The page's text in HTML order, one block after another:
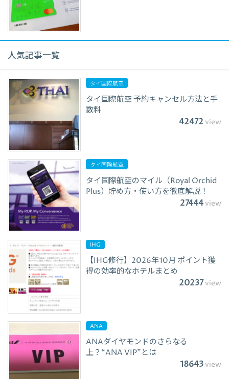
人気記事一覧
タイ国際航空
タイ国際航空 予約キャンセル方法と手
数料
42472 view
タイ国際航空
タイ国際航空のマイル（Royal Orchid
Plus）貯め方・使い方を徹底解説！
27444view
IHG
【IHG修行】2026年10月 ポイント獲
得の効率的なホテルまとめ
20237view
ANA
ANAダイヤモンドのさらなる
上？“ANA VIP”とは
18643view